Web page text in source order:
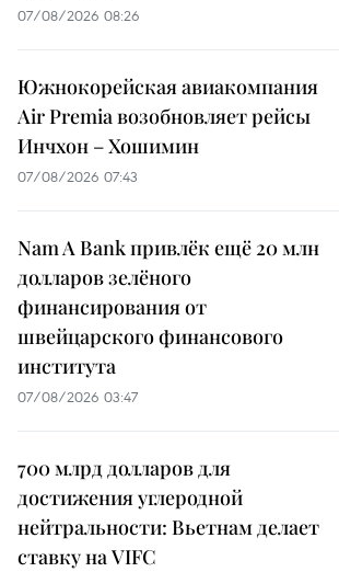
07/08/2026 08:26
Южнокорейская авиакомпания
Air Premia возобновляет рейсы
Инчхон – Хошимин
07/08/2026 07:43
Nam A Bank привлёк ещё 20 млн
долларов зелёного
финансирования от
швейцарского финансового
института
07/08/2026 03:47
700 млрд долларов для
достижения углеродной
нейтральности: Вьетнам делает
ставку на VIFC